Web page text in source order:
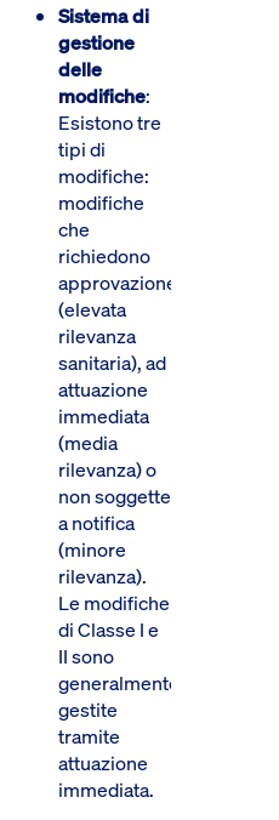
Sistema di
gestione
delle
modifiche:
Esistono tre
tipi di
modifiche:
modifiche
che
richiedono
approvazione
(elevata
rilevanza
sanitaria), ad
attuazione
immediata
(media
rilevanza) o
non soggette
a notifica
(minore
rilevanza).
Le modifiche
di Classe I e
II sono
generalmente
gestite
tramite
attuazione
immediata.